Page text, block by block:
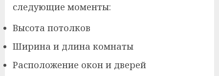
следующие моменты:
Высота потолков
Ширина и длина комнаты
Расположение окон и дверей